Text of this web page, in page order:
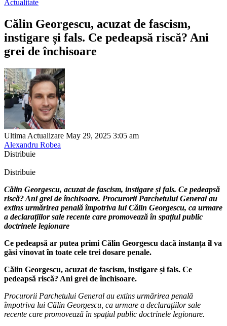
Actualitate
Călin Georgescu, acuzat de fascism,
instigare și fals. Ce pedeapsă riscă? Ani
grei de închisoare
Ultima Actualizare May 29, 2025 3:05 am
Alexandru Robea
Distribuie
Distribuie
Călin Georgescu, acuzat de fascism, instigare și fals. Ce pedeapsă
riscă? Ani grei de închisoare. Procurorii Parchetului General au
extins urmărirea penală împotriva lui Călin Georgescu, ca urmare
a declarațiilor sale recente care promovează în spațiul public
doctrinele legionare
Ce pedeapsă ar putea primi Călin Georgescu dacă instanța îl va
găsi vinovat în toate cele trei dosare penale.
Călin Georgescu, acuzat de fascism, instigare și fals. Ce
pedeapsă riscă? Ani grei de închisoare.
Procurorii Parchetului General au extins urmărirea penală
împotriva lui Călin Georgescu, ca urmare a declarațiilor sale
recente care promovează în spațiul public doctrinele legionare.